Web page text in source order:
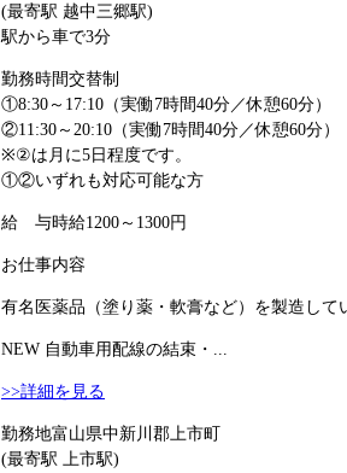
(最寄駅 越中三郷駅)
駅から車で3分
勤務時間交替制
①8:30～17:10（実働7時間40分／休憩60分）
②11:30～20:10（実働7時間40分／休憩60分）
※②は月に5日程度です。
①②いずれも対応可能な方
給 与時給1200～1300円
お仕事内容
有名医薬品（塗り薬・軟膏など）を製造して
NEW 自動車用配線の結束・...
>>詳細を見る
勤務地富山県中新川郡上市町
(最寄駅 上市駅)